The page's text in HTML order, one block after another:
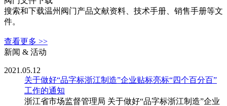
搜索和下载温州阀门产品文献资料、技术手册、销售手册等文
件。
查看更多 >>
新闻 & 活动
2021.05.12
关于做好“品字标浙江制造”企业贴标亮标“四个百分百”
工作的通知
浙江省市场监督管理局 关于做好“品字标浙江制造”企业